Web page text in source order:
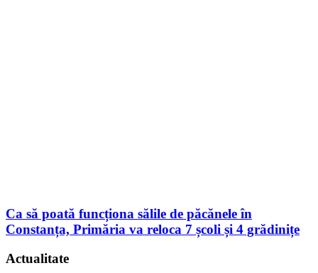
Ca să poată funcționa sălile de păcănele în
Constanța, Primăria va reloca 7 școli și 4 grădinițe
Actualitate